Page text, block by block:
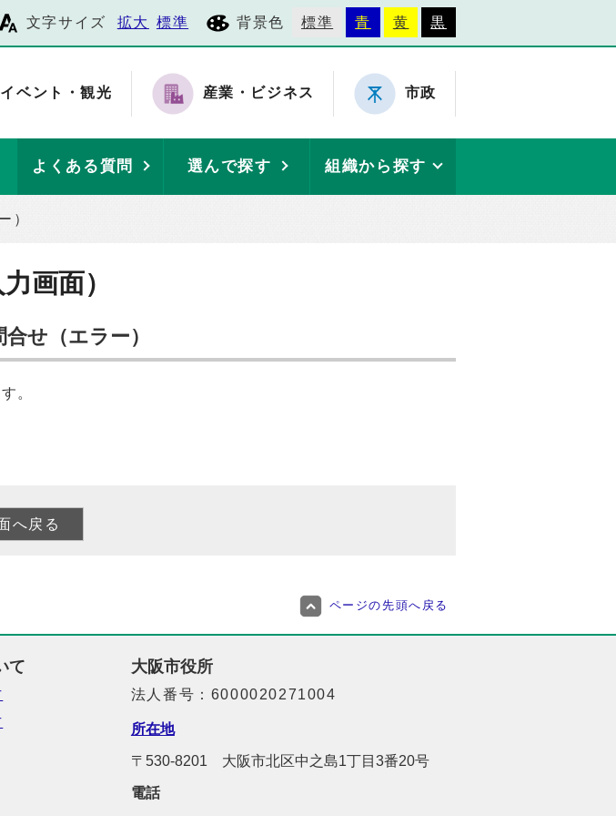
文字サイズ 拡大 標準 背景色 標準 青 黄 黒
イベント・観光 産業・ビジネス 市政
よくある質問 選んで探す 組織から探す
）
画面）
せ（エラー）
。
ページの先頭へ戻る
て 大阪市役所
法人番号：6000020271004
所在地
〒530-8201 大阪市北区中之島1丁目3番20号
電話